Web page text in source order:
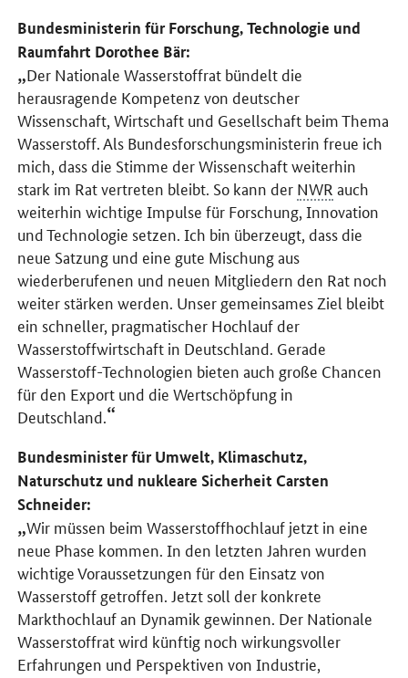
Bundesministerin für Forschung, Technologie und
Raumfahrt Dorothee Bär:
Der Nationale Wasserstoffrat bündelt die
herausragende Kompetenz von deutscher
Wissenschaft, Wirtschaft und Gesellschaft beim Thema
Wasserstoff. Als Bundesforschungsministerin freue ich
mich, dass die Stimme der Wissenschaft weiterhin
stark im Rat vertreten bleibt. So kann der NWR auch
weiterhin wichtige Impulse für Forschung, Innovation
und Technologie setzen. Ich bin überzeugt, dass die
neue Satzung und eine gute Mischung aus
wiederberufenen und neuen Mitgliedern den Rat noch
weiter stärken werden. Unser gemeinsames Ziel bleibt
ein schneller, pragmatischer Hochlauf der
Wasserstoffwirtschaft in Deutschland. Gerade
Wasserstoff-Technologien bieten auch große Chancen
für den Export und die Wertschöpfung in
Deutschland.
Bundesminister für Umwelt, Klimaschutz,
Naturschutz und nukleare Sicherheit Carsten
Schneider:
Wir müssen beim Wasserstoffhochlauf jetzt in eine
neue Phase kommen. In den letzten Jahren wurden
wichtige Voraussetzungen für den Einsatz von
Wasserstoff getroffen. Jetzt soll der konkrete
Markthochlauf an Dynamik gewinnen. Der Nationale
Wasserstoffrat wird künftig noch wirkungsvoller
Erfahrungen und Perspektiven von Industrie,